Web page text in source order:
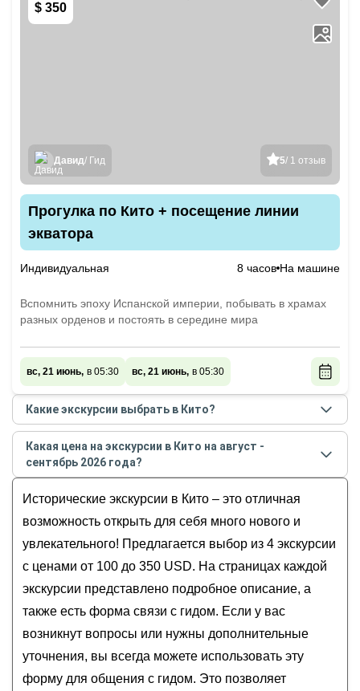
$ 350
5/ 1 отзыв
Давид/ Гид
Прогулка по Кито + посещение линии
экватора
Индивидуальная 8 часов На машине
Вспомнить эпоху Испанской империи, побывать в храмах
разных орденов и постоять в середине мира
вс, 21 июнь, в 05:30 вс, 21 июнь, в 05:30
Какие экскурсии выбрать в Кито?
Самые популярные экскурсиив Китов августе -
сентябре 2026года:
Легенды улиц и фасадов: прогулка по центру
Кито
Кито: лучшее в столице Эквадора
Колониальное прошлое и магия экватора в
Прогулка по Кито + посещение линии экватора
Какая цена на экскурсии в Кито на август -
сентябрь 2026 года?
2026года от 100до 350 USD
Исторические экскурсии в Кито – это отличная
возможность открыть для себя много нового и
увлекательного! Предлагается выбор из 4 экскурсии
с ценами от 100 до 350 USD. На страницах каждой
экскурсии представлено подробное описание, а
также есть форма связи с гидом. Если у вас
возникнут вопросы или нужны дополнительные
уточнения, вы всегда можете использовать эту
форму для общения с гидом. Это позволяет